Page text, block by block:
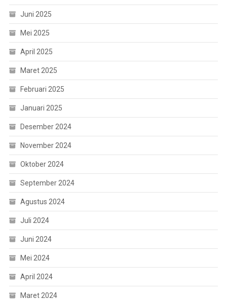
Juni 2025
Mei 2025
April 2025
Maret 2025
Februari 2025
Januari 2025
Desember 2024
November 2024
Oktober 2024
September 2024
Agustus 2024
Juli 2024
Juni 2024
Mei 2024
April 2024
Maret 2024